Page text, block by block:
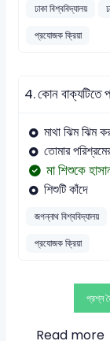
ঢাকা বিশ্ববিদ্যালয়
প্রযোজক ক্রিয়া
4.কোন বাক্যটিতে
মাথা ঝিম ঝিম
তোমার
মা শিশুকে
শিশুটি কাঁদে
জগন্নাথ বিশ্ববিদ্যালয়
প্রযোজক ক্রিয়া
প্রশ্ন
Read more